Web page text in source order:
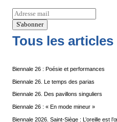
Tous les articles
Biennale 26 : Poésie et performances
Biennale 26. Le temps des parias
Biennale 26. Des pavillons singuliers
Biennale 26 : « En mode mineur »
Biennale 2026. Saint-Siège : L’oreille est